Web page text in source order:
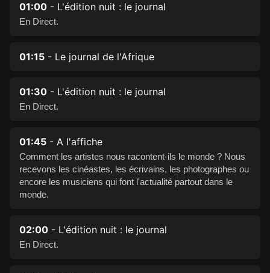
01:00 - L'édition nuit : le journal
En Direct.
01:15 - Le journal de l'Afrique
01:30 - L'édition nuit : le journal
En Direct.
01:45 - A l'affiche
Comment les artistes nous racontent-ils le monde ? Nous
recevons les cinéastes, les écrivains, les photographes ou
encore les musiciens qui font l'actualité partout dans le
monde.
02:00 - L'édition nuit : le journal
En Direct.